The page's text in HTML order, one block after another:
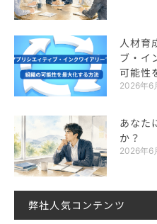
人材育
ブ・イ
可能性
2026年6
あなた
か？
2026年6
弊社人気コンテンツ